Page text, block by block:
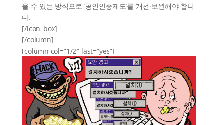
을 수 있는 방식으로 ‘공인인증제도’를 개선·보완해야 합니
다.
[/icon_box]
[/column]
[column col=”1/2″ last=”yes”]